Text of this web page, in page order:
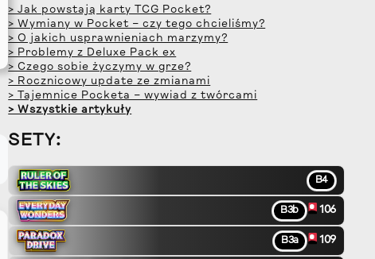
> Jak powstają karty TCG Pocket?
> Wymiany w Pocket – czy tego chcieliśmy?
> O jakich usprawnieniach marzymy?
> Problemy z Deluxe Pack ex
> Czego sobie życzymy w grze?
> Rocznicowy update ze zmianami
> Tajemnice Pocketa – wywiad z twórcami
> Wszystkie artykuły
SETY:
B4
B3b 106
B3a 109